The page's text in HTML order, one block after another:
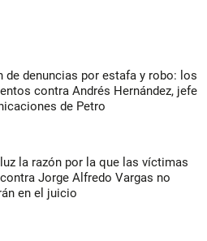
de denuncias por estafa y robo: los
contra Andrés Hernández, jefe
de Petro
la razón por la que las víctimas
Jorge Alfredo Vargas no
en el juicio